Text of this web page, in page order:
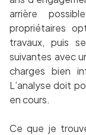
arrière
propriétaires
travaux, puis
suivantes avec
charges bien
L’analyse doit
en cours.
Ce que je